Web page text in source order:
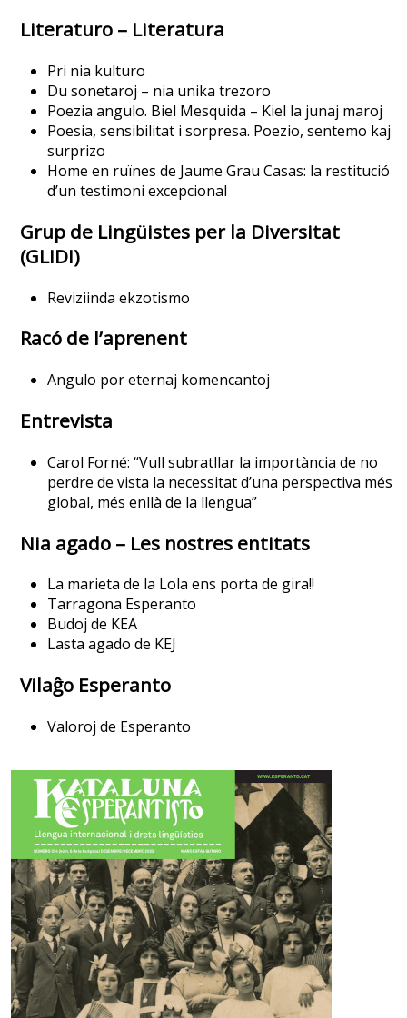
Literaturo – Literatura
Pri nia kulturo
Du sonetaroj – nia unika trezoro
Poezia angulo. Biel Mesquida – Kiel la junaj maroj
Poesia, sensibilitat i sorpresa. Poezio, sentemo kaj
surprizo
Home en ruïnes de Jaume Grau Casas: la restitució
d’un testimoni excepcional
Grup de Lingüistes per la Diversitat
(GLIDI)
Reviziinda ekzotismo
Racó de l’aprenent
Angulo por eternaj komencantoj
Entrevista
Carol Forné: “Vull subratllar la importància de no
perdre de vista la necessitat d’una perspectiva més
global, més enllà de la llengua”
Nia agado – Les nostres entitats
La marieta de la Lola ens porta de gira!!
Tarragona Esperanto
Budoj de KEA
Lasta agado de KEJ
Vilaĝo Esperanto
Valoroj de Esperanto